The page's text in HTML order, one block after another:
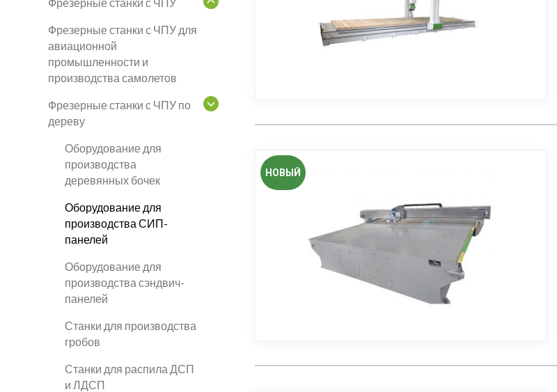
Фрезерные станки с ЧПУ для
авиационной
промышленности и
производства самолетов
Фрезерные станки с ЧПУ по
дереву
Оборудование для
производства
деревянных бочек
Оборудование для
производства СИП-
панелей
Оборудование для
производства сэндвич-
панелей
Станки для производства
гробов
Станки для распила ДСП
и ЛДСП
НОВЫЙ